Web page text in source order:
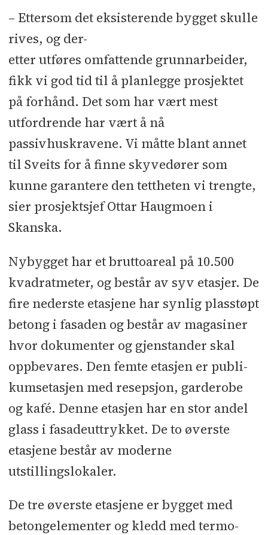
l Stålkonstruksjoner bæresystem og
Paroc-elementer: OPS Mekaniske l
Taktekker: Protan Tak l Lett-tak: Lett-
Tak l Plattendekkerleverandør:
Systemblokk Telemark l Hulldekker
og prefab. trapper: Nor Element l
Brannisolering: Agder Brannsikring
l Glassfasader: Saint-Gobain
Bøckmann l Maler og beleggarbeid:
Brødrene Jacobsen l Industrigulv:
Acrylicon l Himlinger: GHV System-
innredning l Blikkenslager: Agder
l Rørlegger: Moi Rør l Ventilasjon:
GK Ventilasjon l Elektriker: Elektro
Skagerrak l Beslag: AK blikk l
Vindus-
leverandør: Bykle vindu l Magasin-
inventar: Constructor l Systeminte-
grator: Schneider Electric l Heiser:
HK Heis l Innerdører: Swedoor/Jeld-
Wen
– Ettersom det eksisterende bygget skulle
rives, og der-
etter utføres omfattende grunnarbeider,
fikk vi god tid til å planlegge prosjektet
på forhånd. Det som har vært mest
utfordrende har vært å nå
passivhuskravene. Vi måtte blant annet
til Sveits for å finne skyvedører som
kunne garantere den tettheten vi trengte,
sier prosjektsjef Ottar Haugmoen i
Skanska.
Nybygget har et bruttoareal på 10.500
kvadratmeter, og består av syv etasjer. De
fire nederste etasjene har synlig plasstøpt
betong i fasaden og består av magasiner
hvor dokumenter og gjenstander skal
oppbevares. Den femte etasjen er publi-
kumsetasjen med resepsjon, garderobe
og kafé. Denne etasjen har en stor andel
glass i fasadeuttrykket. De to øverste
etasjene består av moderne
utstillingslokaler.
De tre øverste etasjene er bygget med
betongelementer og kledd med termo-